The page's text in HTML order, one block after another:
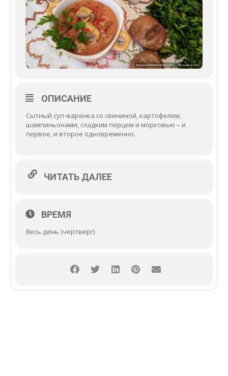
ОПИСАНИЕ
Сытный суп-жаренка со свининой, картофелем,
шампиньонами, сладким перцем и морковью – и
первое, и второе одновременно.
ЧИТАТЬ ДАЛЕЕ
ВРЕМЯ
Весь день (чертверг)